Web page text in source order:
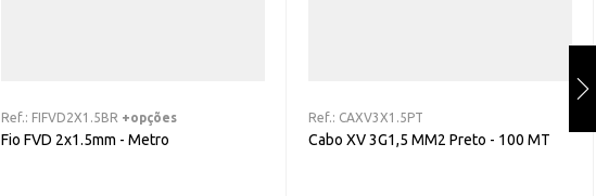
Ref.: FIFVD2X1.5BR +opções
Fio FVD 2x1.5mm - Metro
Ref.: CAXV3X1.5PT
Cabo XV 3G1,5 MM2 Preto - 100 MT